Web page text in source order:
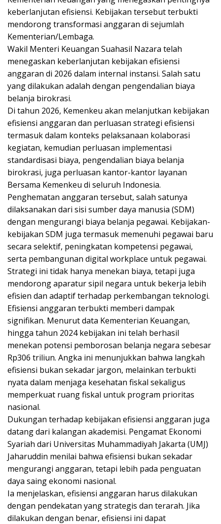
keberlanjutan efisiensi. Kebijakan tersebut terbukti
mendorong transformasi anggaran di sejumlah
Kementerian/Lembaga.
Wakil Menteri Keuangan Suahasil Nazara telah
menegaskan keberlanjutan kebijakan efisiensi
anggaran di 2026 dalam internal instansi. Salah satu
yang dilakukan adalah dengan pengendalian biaya
belanja birokrasi.
Di tahun 2026, Kemenkeu akan melanjutkan kebijakan
efisiensi anggaran dan perluasan strategi efisiensi
termasuk dalam konteks pelaksanaan kolaborasi
kegiatan, kemudian perluasan implementasi
standardisasi biaya, pengendalian biaya belanja
birokrasi, juga perluasan kantor-kantor layanan
Bersama Kemenkeu di seluruh Indonesia.
Penghematan anggaran tersebut, salah satunya
dilaksanakan dari sisi sumber daya manusia (SDM)
dengan mengurangi biaya belanja pegawai. Kebijakan-
kebijakan SDM juga termasuk memenuhi pegawai baru
secara selektif, peningkatan kompetensi pegawai,
serta pembangunan digital workplace untuk pegawai.
Strategi ini tidak hanya menekan biaya, tetapi juga
mendorong aparatur sipil negara untuk bekerja lebih
efisien dan adaptif terhadap perkembangan teknologi.
Efisiensi anggaran terbukti memberi dampak
signifikan. Menurut data Kementerian Keuangan,
hingga tahun 2024 kebijakan ini telah berhasil
menekan potensi pemborosan belanja negara sebesar
Rp306 triliun. Angka ini menunjukkan bahwa langkah
efisiensi bukan sekadar jargon, melainkan terbukti
nyata dalam menjaga kesehatan fiskal sekaligus
memperkuat ruang fiskal untuk program prioritas
nasional.
Dukungan terhadap kebijakan efisiensi anggaran juga
datang dari kalangan akademisi. Pengamat Ekonomi
Syariah dari Universitas Muhammadiyah Jakarta (UMJ)
Jaharuddin menilai bahwa efisiensi bukan sekadar
mengurangi anggaran, tetapi lebih pada penguatan
daya saing ekonomi nasional.
Ia menjelaskan, efisiensi anggaran harus dilakukan
dengan pendekatan yang strategis dan terarah. Jika
dilakukan dengan benar, efisiensi ini dapat